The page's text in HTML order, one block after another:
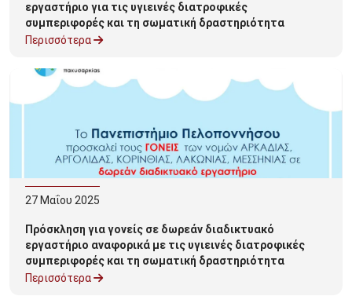
εργαστήριο για τις υγιεινές διατροφικές
συμπεριφορές και τη σωματική δραστηριότητα
παιδιών και εφήβων
Περισσότερα
27 Μαΐου 2025
Πρόσκληση για γονείς σε δωρεάν διαδικτυακό
εργαστήριο αναφορικά με τις υγιεινές διατροφικές
συμπεριφορές και τη σωματική δραστηριότητα
παιδιών και εφήβων
Περισσότερα